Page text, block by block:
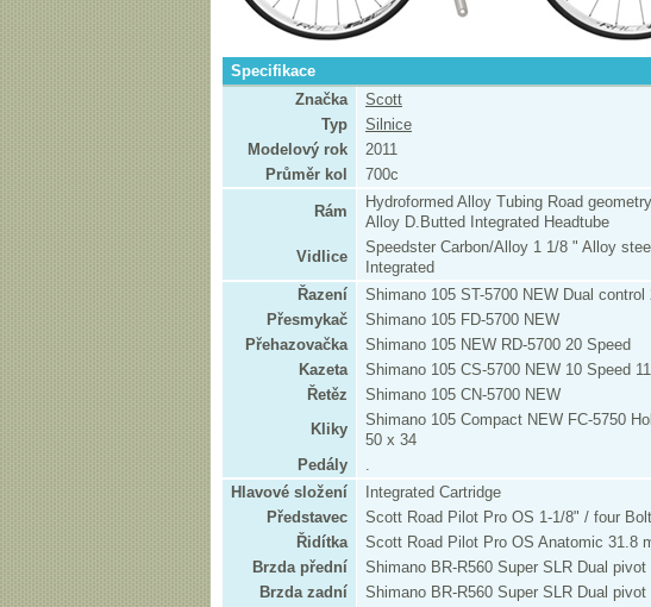
Specifikace
Značka
Scott
Typ
Silnice
Modelový rok
2011
Průměr kol
700c
Rám
Hydroformed Alloy Tubing Road
Alloy D.Butted Integrated Headtube
Vidlice
Speedster Carbon/Alloy 1 1/8 " Alloy
Integrated
Řazení
Shimano 105 ST-5700 NEW Dual control
Přesmykač
Shimano 105 FD-5700 NEW
Přehazovačka
Shimano 105 NEW RD-5700 20 Speed
Kazeta
Shimano 105 CS-5700 NEW 10 Speed
Řetěz
Shimano 105 CN-5700 NEW
Kliky
Shimano 105 Compact NEW FC-5750
50 x 34
Pedály
.
Hlavové složení
Integrated Cartridge
Představec
Scott Road Pilot Pro OS 1-1/8" / four
Řidítka
Scott Road Pilot Pro OS Anatomic 31.8
Brzda přední
Shimano BR-R560 Super SLR Dual pivot
Brzda zadní
Shimano BR-R560 Super SLR Dual pivot